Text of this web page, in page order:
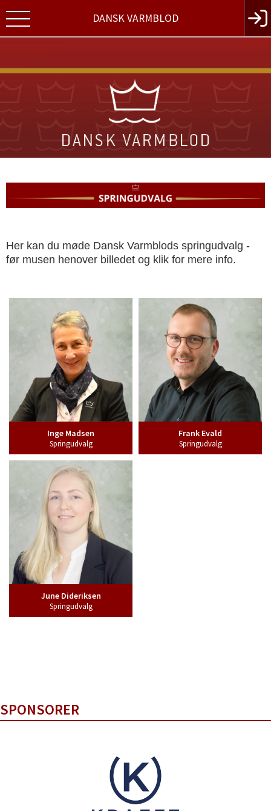
DANSK VARMBLOD
Her kan du møde Dansk Varmblods springudvalg -
før musen henover billedet og klik for mere info.
Inge Madsen
Springudvalg
Frank Evald
Springudvalg
June Dideriksen
Springudvalg
SPONSORER